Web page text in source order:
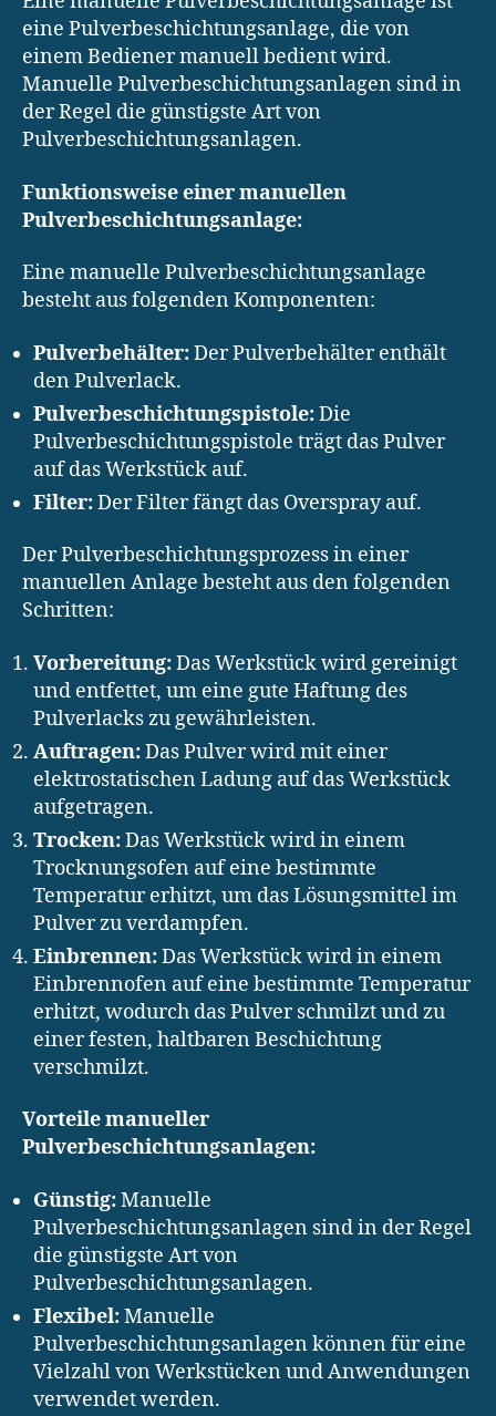
eine Pulverbeschichtungsanlage, die von
einem Bediener manuell bedient wird.
Manuelle Pulverbeschichtungsanlagen sind in
der Regel die günstigste Art von
Pulverbeschichtungsanlagen.
Funktionsweise einer manuellen
Pulverbeschichtungsanlage:
Eine manuelle Pulverbeschichtungsanlage
besteht aus folgenden Komponenten:
Pulverbehälter:Der Pulverbehälter enthält
den Pulverlack.
Pulverbeschichtungspistole:Die
Pulverbeschichtungspistole trägt das Pulver
auf das Werkstück auf.
Filter:Der Filter fängt das Overspray auf.
Der Pulverbeschichtungsprozess in einer
manuellen Anlage besteht aus den folgenden
Schritten:
Vorbereitung:Das Werkstück wird gereinigt
und entfettet, um eine gute Haftung des
Pulverlacks zu gewährleisten.
Auftragen:Das Pulver wird mit einer
elektrostatischen Ladung auf das Werkstück
aufgetragen.
Trocken:Das Werkstück wird in einem
Trocknungsofen auf eine bestimmte
Temperatur erhitzt, um das Lösungsmittel im
Pulver zu verdampfen.
Einbrennen:Das Werkstück wird in einem
Einbrennofen auf eine bestimmte Temperatur
erhitzt, wodurch das Pulver schmilzt und zu
einer festen, haltbaren Beschichtung
verschmilzt.
Vorteile manueller
Pulverbeschichtungsanlagen:
Günstig:Manuelle
Pulverbeschichtungsanlagen sind in der Regel
die günstigste Art von
Pulverbeschichtungsanlagen.
Flexibel:Manuelle
Pulverbeschichtungsanlagen können für eine
Vielzahl von Werkstücken und Anwendungen
verwendet werden.